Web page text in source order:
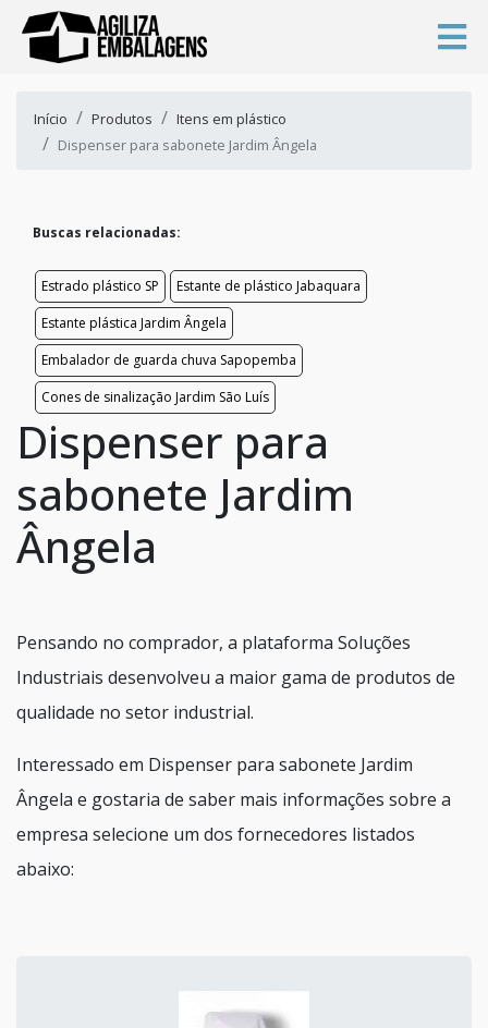
Início Produtos
Itens em plástico
Dispenser para sabonete Jardim Ângela
Buscas relacionadas:
Estrado plástico SP
Estante de plástico Jabaquara
Estante plástica Jardim Ângela
Embalador de guarda chuva Sapopemba
Cones de sinalização Jardim São Luís
Dispenser para
sabonete Jardim
Ângela
Pensando no comprador, a plataforma Soluções
Industriais desenvolveu a maior gama de produtos de
qualidade no setor industrial.
Interessado em Dispenser para sabonete Jardim
Ângela e gostaria de saber mais informações sobre a
empresa selecione um dos fornecedores listados
abaixo: